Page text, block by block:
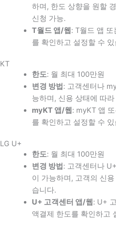
하며, 한도 상향을 원할
신청 가능.
T월드 앱/웹 : T월드 앱
를 확인하고 설정할 수
KT
한도: 월 최대 100만원
변경 방법 : 고객센터나
능하며, 신용 상태에 따
myKT 앱/웹 : myKT 앱
를 확인하고 설정할 수
LG U+
한도: 월 최대 100만원
변경 방법 : 고객센터나
이 가능하며, 고객의 신
습니다.
U+ 고객센터 앱/웹 : U+
액결제 한도를 확인하고